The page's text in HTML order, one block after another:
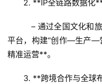
2. **IP全链路数据化
平台，构建“创作—生产
精准运营**。
3. **跨境合作与全球